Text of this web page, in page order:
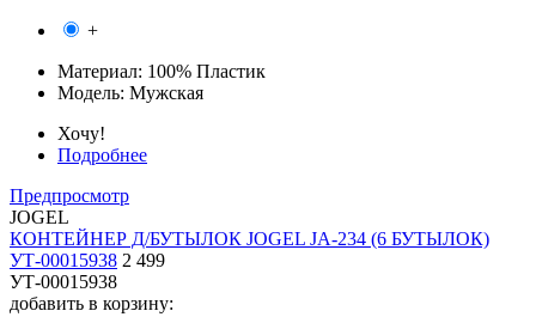
+
Материал: 100% Пластик
Модель: Мужская
Хочу!
Подробнее
Предпросмотр
JOGEL
КОНТЕЙНЕР Д/БУТЫЛОК JOGEL JA-234 (6 БУТЫЛОК)
УТ-00015938 2 499
УТ-00015938
добавить в корзину: